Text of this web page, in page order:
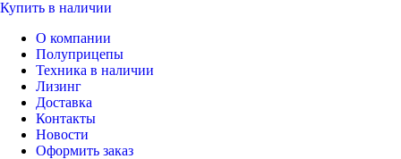
Купить в наличии
О компании
Полуприцепы
Техника в наличии
Лизинг
Доставка
Контакты
Новости
Оформить заказ